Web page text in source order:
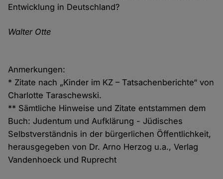
Entwicklung in Deutschland?
Walter Otte
Anmerkungen:
* Zitate nach „Kinder im KZ – Tatsachenberichte“ von
Charlotte Taraschewski.
** Sämtliche Hinweise und Zitate entstammen dem
Buch: Judentum und Aufklärung - Jüdisches
Selbstverständnis in der bürgerlichen Öffentlichkeit,
herausgegeben von Dr. Arno Herzog u.a., Verlag
Vandenhoeck und Ruprecht